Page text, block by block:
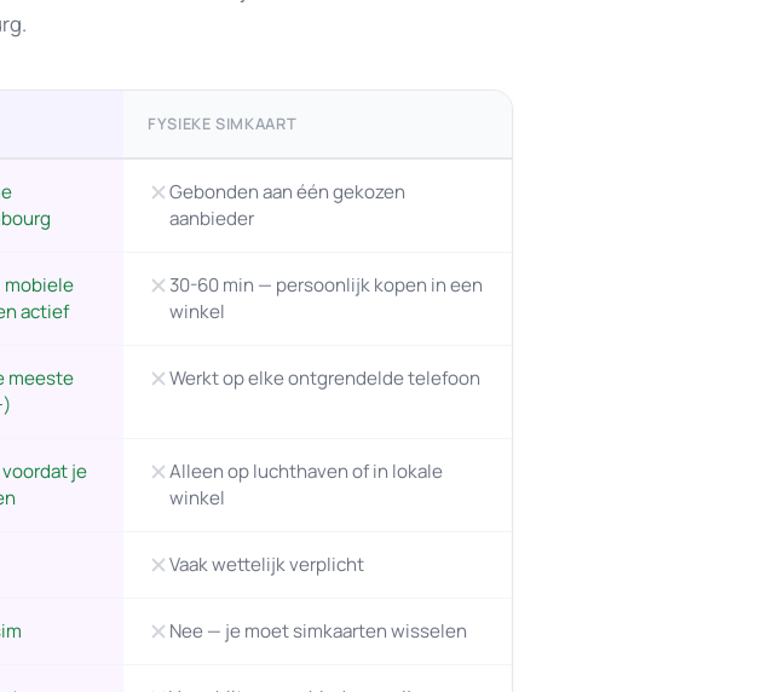
FYSIEKE SIMKAART
Gebonden aan één gekozen
aanbieder
mobiele
actief
30-60 min — persoonlijk kopen in een
winkel
meeste
Werkt op elke ontgrendelde telefoon
je
Alleen op luchthaven of in lokale
winkel
Vaak wettelijk verplicht
Nee — je moet simkaarten wisselen